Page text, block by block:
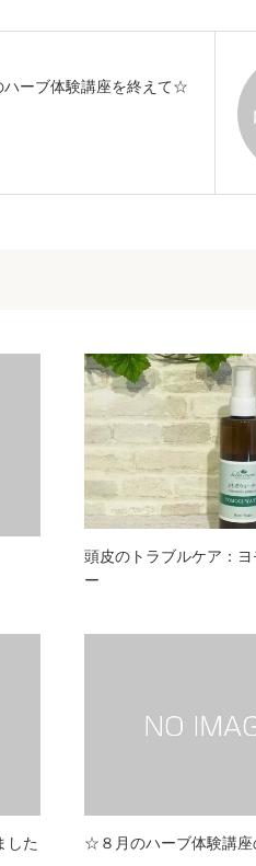
ーブ体験講座を終えて☆
頭皮のトラブルケア：ヨ
ー
した
☆８月のハーブ体験講